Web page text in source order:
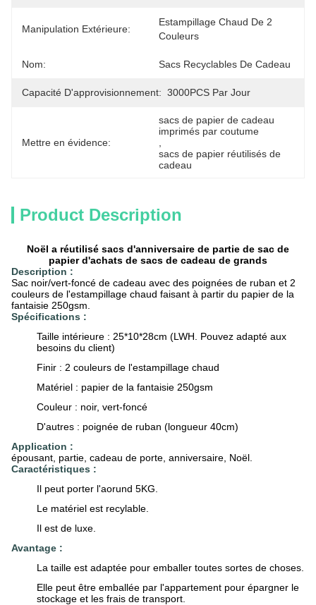
Manipulation Extérieure:
Estampillage Chaud De 2
Couleurs
Nom: Sacs Recyclables De Cadeau
Capacité D'approvisionnement: 3000PCS Par Jour
Mettre en évidence:
sacs de papier de cadeau
imprimés par coutume
sacs de papier réutilisés de
cadeau
Product Description
Noël a réutilisé sacs d'anniversaire de partie de sac de
papier d'achats de sacs de cadeau de grands
Description :
Sac noir/vert-foncé de cadeau avec des poignées de ruban et 2
couleurs de l'estampillage chaud faisant à partir du papier de la
fantaisie 250gsm.
Spécifications :
Taille intérieure : 25*10*28cm (LWH. Pouvez adapté aux
besoins du client)
Finir : 2 couleurs de l'estampillage chaud
Matériel : papier de la fantaisie 250gsm
Couleur : noir, vert-foncé
D'autres : poignée de ruban (longueur 40cm)
Application :
épousant, partie, cadeau de porte, anniversaire, Noël.
Caractéristiques :
Il peut porter l'aorund 5KG.
Le matériel est recylable.
Il est de luxe.
Avantage :
La taille est adaptée pour emballer toutes sortes de choses.
Elle peut être emballée par l'appartement pour épargner le
stockage et les frais de transport.